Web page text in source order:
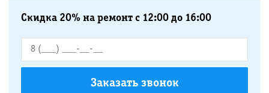
Скидка 20% на ремонт с 12:00 до 16:00